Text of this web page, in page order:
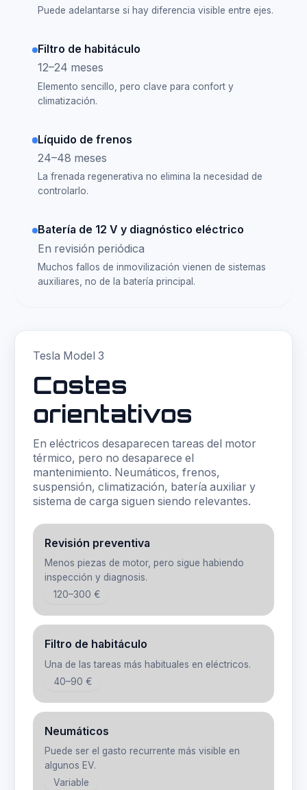
Puede adelantarse si hay diferencia visible entre ejes.
Filtro de habitáculo
12–24 meses
Elemento sencillo, pero clave para confort y
climatización.
Líquido de frenos
24–48 meses
La frenada regenerativa no elimina la necesidad de
controlarlo.
Batería de 12 V y diagnóstico eléctrico
En revisión periódica
Muchos fallos de inmovilización vienen de sistemas
auxiliares, no de la batería principal.
Tesla Model 3
Costes
orientativos
En eléctricos desaparecen tareas del motor
térmico, pero no desaparece el
mantenimiento. Neumáticos, frenos,
suspensión, climatización, batería auxiliar y
sistema de carga siguen siendo relevantes.
Revisión preventiva
Menos piezas de motor, pero sigue habiendo
inspección y diagnosis.
120–300 €
Filtro de habitáculo
Una de las tareas más habituales en eléctricos.
40–90 €
Neumáticos
Puede ser el gasto recurrente más visible en
algunos EV.
Variable